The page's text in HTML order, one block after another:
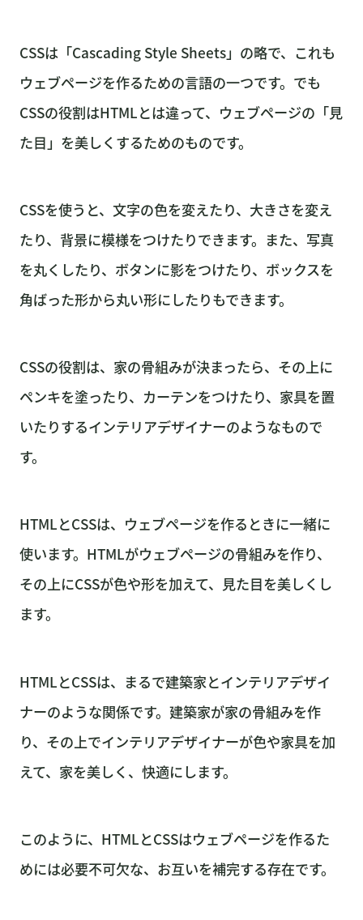
CSSは「Cascading Style Sheets」の略で、これも
ウェブページを作るための言語の一つです。でも
CSSの役割はHTMLとは違って、ウェブページの「見
た目」を美しくするためのものです。
CSSを使うと、文字の色を変えたり、大きさを変え
たり、背景に模様をつけたりできます。また、写真
を丸くしたり、ボタンに影をつけたり、ボックスを
角ばった形から丸い形にしたりもできます。
CSSの役割は、家の骨組みが決まったら、その上に
ペンキを塗ったり、カーテンをつけたり、家具を置
いたりするインテリアデザイナーのようなもので
す。
HTMLとCSSは、ウェブページを作るときに一緒に
使います。HTMLがウェブページの骨組みを作り、
その上にCSSが色や形を加えて、見た目を美しくし
ます。
HTMLとCSSは、まるで建築家とインテリアデザイ
ナーのような関係です。建築家が家の骨組みを作
り、その上でインテリアデザイナーが色や家具を加
えて、家を美しく、快適にします。
このように、HTMLとCSSはウェブページを作るた
めには必要不可欠な、お互いを補完する存在です。